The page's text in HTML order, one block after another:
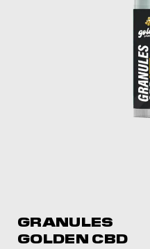
GRANULES
GOLDEN CBD